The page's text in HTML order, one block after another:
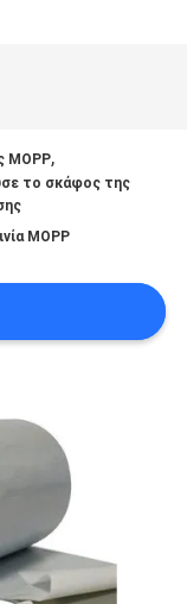
MOPP,
το σκάφος της
MOPP